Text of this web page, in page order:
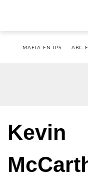
MAFIA EN IPS ABC
Kevin